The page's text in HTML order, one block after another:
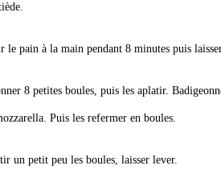
le pain à la main pendant 8 minutes puis
8 petites boules, puis les aplatir.
Puis les refermer en boules.
un petit peu les boules, laisser lever.